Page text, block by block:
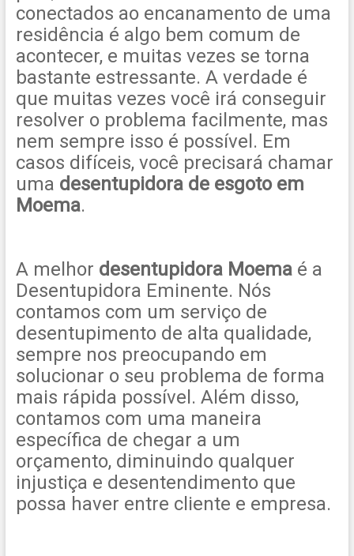
conectados ao encanamento de uma
residência é algo bem comum de
acontecer, e muitas vezes se torna
bastante estressante. A verdade é
que muitas vezes você irá conseguir
resolver o problema facilmente, mas
nem sempre isso é possível. Em
casos difíceis, você precisará chamar
uma desentupidora de esgoto em
Moema.
A melhor desentupidora Moemaé a
Desentupidora Eminente. Nós
contamos com um serviço de
desentupimento de alta qualidade,
sempre nos preocupando em
solucionar o seu problema de forma
mais rápida possível. Além disso,
contamos com uma maneira
específica de chegar a um
orçamento, diminuindo qualquer
injustiça e desentendimento que
possa haver entre cliente e empresa.